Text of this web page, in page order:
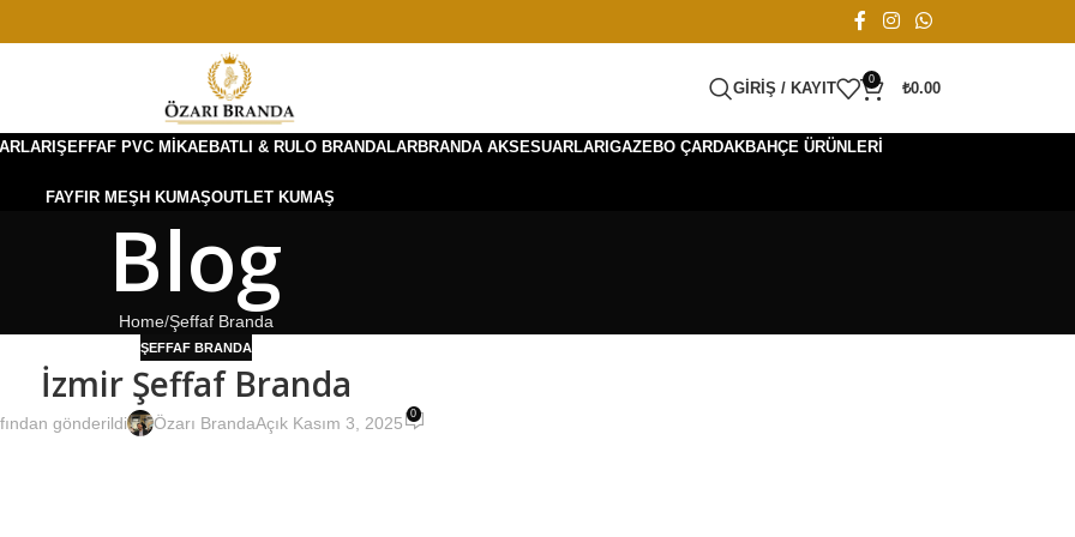
GIRIŞ / KAYIT
0
₺0.00
ŞEFFAF PVC MIKAEBATLI & RULO BRANDALARBRANDA AKSESUARLARIGAZEBO ÇARDAKBAHÇE ÜRÜNLERI
FAYFIR MEŞH KUMAŞOUTLET KUMAŞ
Blog
Home Şeffaf Branda
ŞEFFAF BRANDA
İzmir Şeffaf Branda
gönderildi Özarı BrandaAçık Kasım 3, 2025 0